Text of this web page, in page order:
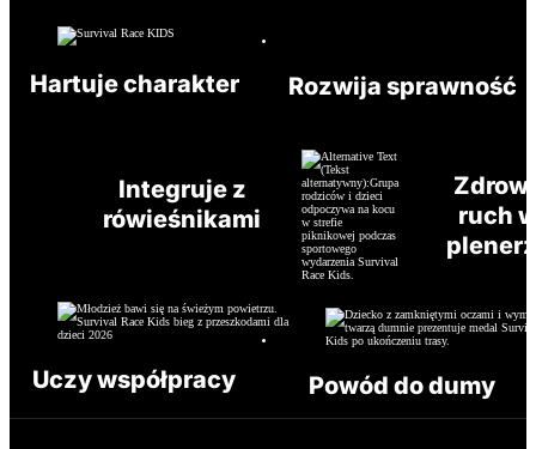
Hartuje charakter Rozwija sprawność
Integruje z
rówieśnikami
ruch
Uczy współpracy Powód do dumy